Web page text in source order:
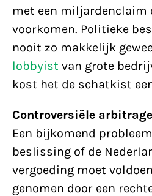
met een miljardenclaim
voorkomen. Politieke
nooit zo makkelijk
lobbyist van grote
kost het de schatkist
Controversiële arbitrage
Een bijkomend
beslissing of de
vergoeding moet
genomen door een